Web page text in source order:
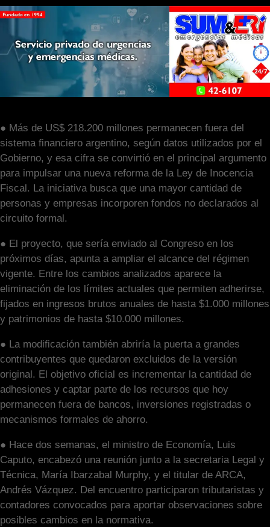
● Más de US$ 218.200 millones permanecen fuera del
sistema financiero argentino, según datos utilizados por el
Gobierno, y esa cifra se convirtió en el principal argumento
para impulsar una nueva reforma de la Ley de Inocencia
Fiscal. La iniciativa busca que una mayor cantidad de
personas y empresas incorporen fondos no declarados al
circuito formal.
● El proyecto, que sería enviado al Congreso en los
próximos días, apunta a ampliar el alcance del régimen
vigente. Entre los cambios analizados aparece la
eliminación de los límites actuales que permiten adherirse,
fijados en ingresos brutos anuales de hasta $1.000 millones
y patrimonios de hasta $10.000 millones.
● La modificación también abriría la puerta a grandes
contribuyentes que quedaron excluidos de la versión
original. El objetivo oficial es incrementar la cantidad de
adhesiones y captar parte de los recursos que hoy
permanecen fuera de bancos, inversiones registradas o
mecanismos formales de ahorro.
● Hace dos semanas, el ministro de Economía, Luis
Caputo, encabezó una reunión junto a la secretaria Legal y
Técnica, María Ibarzabal Murphy, y el titular de ARCA,
Andrés Vázquez. Del encuentro participaron tributaristas y
contadores convocados para aportar observaciones sobre
posibles cambios en la normativa.